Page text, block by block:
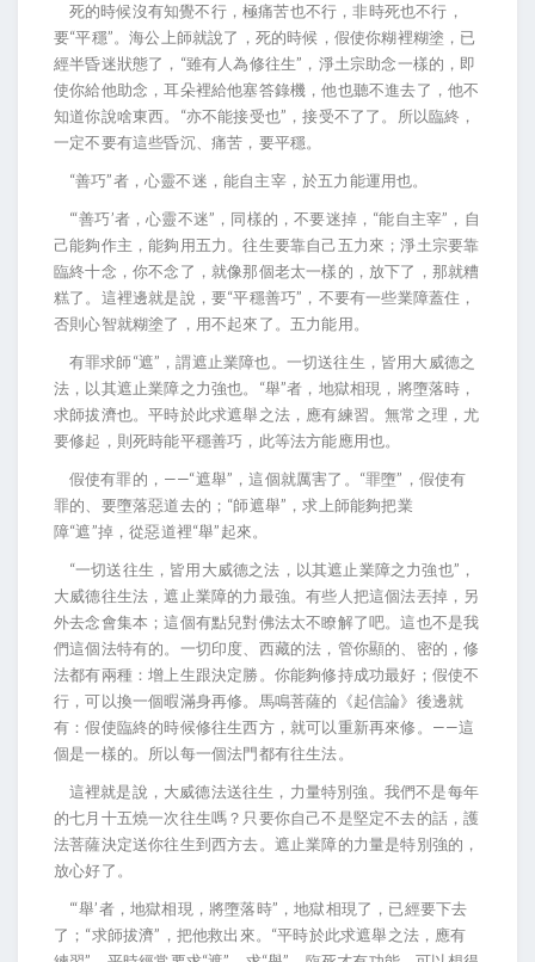
死的時候沒有知覺不行，極痛苦也不行，非時死也不行，
要“平穩”。海公上師就說了，死的時候，假使你糊裡糊塗，已
經半昏迷狀態了，“雖有人為修往生”，淨土宗助念一樣的，即
使你給他助念，耳朵裡給他塞答錄機，他也聽不進去了，他不
知道你說啥東西。“亦不能接受也”，接受不了了。所以臨終，
一定不要有這些昏沉、痛苦，要平穩。
“善巧”者，心靈不迷，能自主宰，於五力能運用也。
“‘善巧’者，心靈不迷”，同樣的，不要迷掉，“能自主宰”，自
己能夠作主，能夠用五力。往生要靠自己五力來；淨土宗要靠
臨終十念，你不念了，就像那個老太一樣的，放下了，那就糟
糕了。這裡邊就是說，要“平穩善巧”，不要有一些業障蓋住，
否則心智就糊塗了，用不起來了。五力能用。
有罪求師“遮”，謂遮止業障也。一切送往生，皆用大威德之
法，以其遮止業障之力強也。“舉”者，地獄相現，將墮落時，
求師拔濟也。平時於此求遮舉之法，應有練習。無常之理，尤
要修起，則死時能平穩善巧，此等法方能應用也。
假使有罪的，——“遮舉”，這個就厲害了。“罪墮”，假使有
罪的、要墮落惡道去的；“師遮舉”，求上師能夠把業
障“遮”掉，從惡道裡“舉”起來。
“一切送往生，皆用大威德之法，以其遮止業障之力強也”，
大威德往生法，遮止業障的力最強。有些人把這個法丟掉，另
外去念會集本；這個有點兒對佛法太不瞭解了吧。這也不是我
們這個法特有的。一切印度、西藏的法，管你顯的、密的，修
法都有兩種：增上生跟決定勝。你能夠修持成功最好；假使不
行，可以換一個暇滿身再修。馬鳴菩薩的《起信論》後邊就
有：假使臨終的時候修往生西方，就可以重新再來修。——這
個是一樣的。所以每一個法門都有往生法。
這裡就是說，大威德法送往生，力量特別強。我們不是每年
的七月十五燒一次往生嗎？只要你自己不是堅定不去的話，護
法菩薩決定送你往生到西方去。遮止業障的力量是特別強的，
放心好了。
“‘舉’者，地獄相現，將墮落時”，地獄相現了，已經要下去
了；“求師拔濟”，把他救出來。“平時於此求遮舉之法，應有